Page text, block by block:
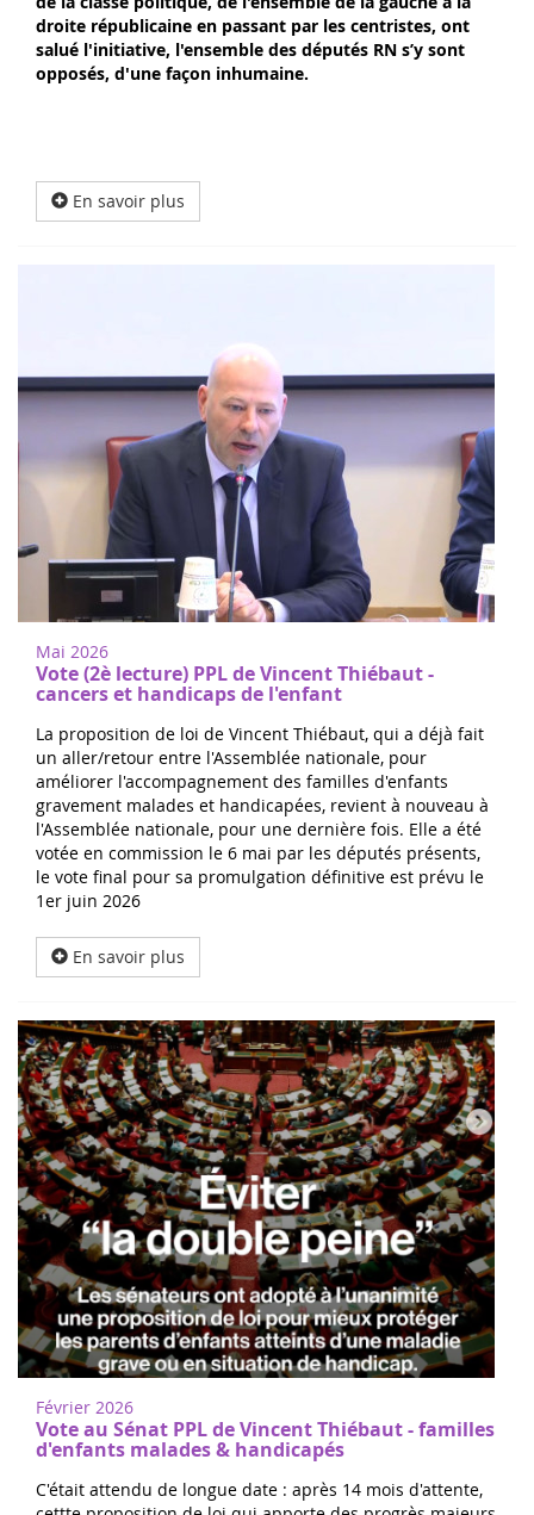
droite républicaine en passant par les centristes, ont
salué l'initiative, l'ensemble des députés RN s’y sont
opposés, d'une façon inhumaine.
En savoir plus
Mai 2026
Vote (2è lecture) PPL de Vincent Thiébaut -
cancers et handicaps de l'enfant
La proposition de loi de Vincent Thiébaut, qui a déjà fait
un aller/retour entre l'Assemblée nationale, pour
améliorer l'accompagnement des familles d'enfants
gravement malades et handicapées, revient à nouveau à
l'Assemblée nationale, pour une dernière fois. Elle a été
votée en commission le 6 mai par les députés présents,
le vote final pour sa promulgation définitive est prévu le
1er juin 2026
En savoir plus
Février 2026
Vote au Sénat PPL de Vincent Thiébaut - familles
d'enfants malades & handicapés
C'était attendu de longue date : après 14 mois d'attente,